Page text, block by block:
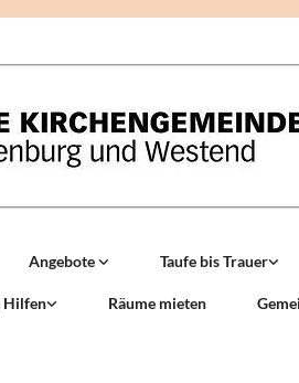
Angebote Taufe bis Trauer
Hilfen Räume mieten